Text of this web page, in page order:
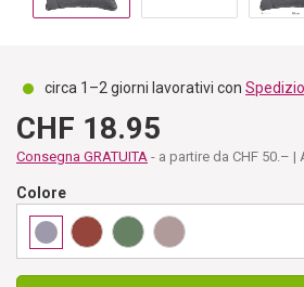
circa 1–2 giorni lavorativi con
CHF 18.95
Consegna GRATUITA - a partire da CHF 50.– |
Colore